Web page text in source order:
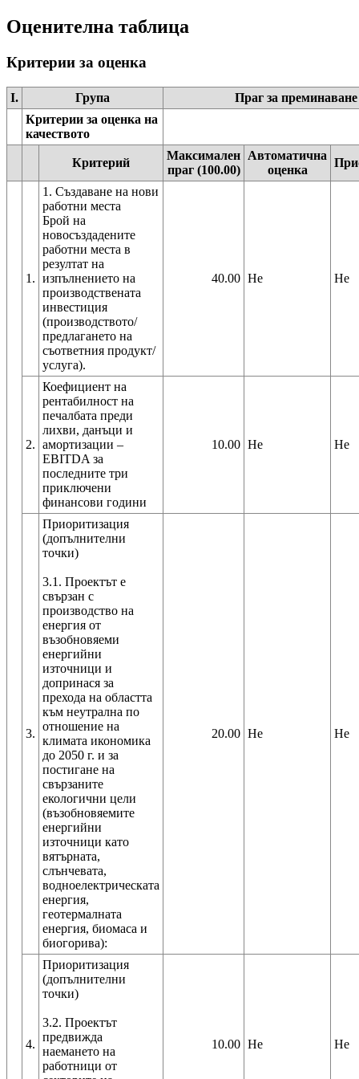
Оценителна таблица
Критерии за оценка
I. Група
Праг за преминаване
Критерии за оценка на
качеството
Критерий
Максимален
праг (100.00)
Автоматична
оценка
1.
1. Създаване на нови
работни места
Брой на
новосъздадените
работни места в
резултат на
изпълнението на
производствената
инвестиция
(производството/
предлагането на
съответния продукт/
40.00 Не Не
2.
Коефициент на
рентабилност на
печалбата преди
лихви, данъци и
амортизации –
EBITDA за
последните три
приключени
финансови години
10.00 Не Не
3.
Приоритизация
(допълнителни
точки)
3.1. Проектът е
свързан с
производство на
енергия от
възобновяеми
енергийни
източници и
допринася за
прехода на областта
към неутрална по
отношение на
климата икономика
до 2050 г. и за
постигане на
свързаните
екологични цели
(възобновяемите
енергийни
източници като
вятърната,
слънчевата,
водноелектрическата
енергия,
геотермалната
енергия, биомаса и
биогорива):
20.00 Не Не
4.
Приоритизация
(допълнителни
точки)
3.2. Проектът
предвижда
наемането на
работници от
10.00 Не Не